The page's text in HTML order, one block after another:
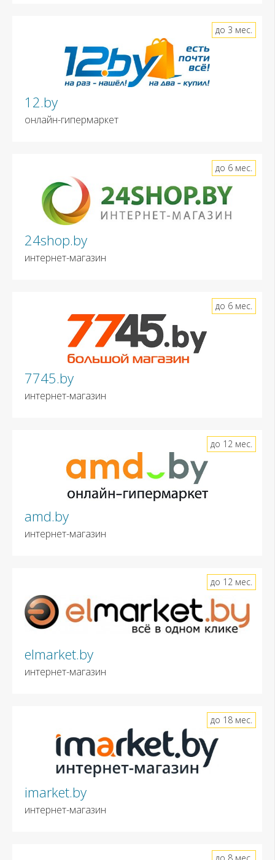
12.by
онлайн-гипермаркет
до 3 мес.
24shop.by
интернет-магазин
до 6 мес.
7745.by
интернет-магазин
до 6 мес.
amd.by
интернет-магазин
до 12 мес.
elmarket.by
интернет-магазин
до 12 мес.
imarket.by
интернет-магазин
до 18 мес.
до 8 мес.